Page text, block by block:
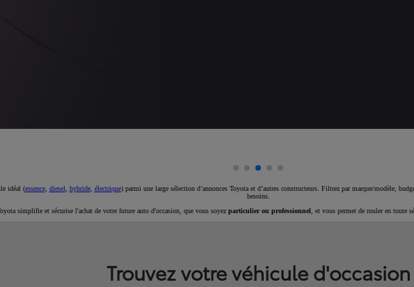
idéal (essence, diesel hybride, électrique) parmi une large sélection d’annonces Toyota et d’autres constructeurs. Filtrez par marque/modèle,
besoins.
simplifie et sécurise l'achat de votre future auto d'occasion, que vous soyez particulier ou professionnel , et vous permet de rouler en toute
Trouvez votre véhicule d'occasion